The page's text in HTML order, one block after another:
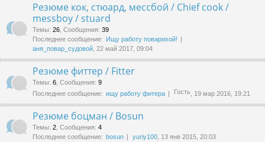
Резюме кок, стюард, мессбой / Chief cook /
messboy / stuard
Темы: 26 Сообщения: 39
Последнее сообщение: Ищу работу поварихой!
аня_повар_судовой , 22 май 2017, 09:04
Резюме фиттер / Fitter
Темы: 6 Сообщения: 9
Последнее сообщение: ищу работу фитера Гость , 19 мар 2016, 19:21
Резюме боцман / Bosun
Темы: 2 Сообщения: 4
Последнее сообщение: bosun yuriy100 , 13 янв 2015, 20:03